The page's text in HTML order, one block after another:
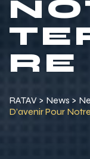
RE
RATAV > News >
D’avenir Pour